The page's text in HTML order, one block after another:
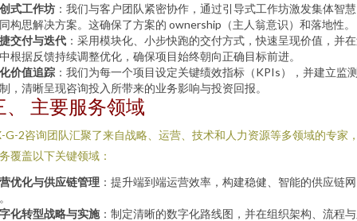
式工作坊 ：我们与客户团队紧密协作，通过引导式工作坊激发集体智
构思解决方案。这确保了方案的 ownership（主人翁意识）和落地性。
交付与迭代 ：采用模块化、小步快跑的交付方式，快速呈现价值，并
根据反馈持续调整优化，确保项目始终朝向正确目标前进。
价值追踪 ：我们为每一个项目设定关键绩效指标（KPIs），并建立监
，清晰呈现咨询投入所带来的业务影响与投资回报。
、 主要服务领域
G-2咨询团队汇聚了来自战略、运营、技术和人力资源等多领域的专家
覆盖以下关键领域：
优化与供应链管理 ：提升端到端运营效率，构建稳健、智能的供应链网
化转型战略与实施：制定清晰的数字化路线图，并在组织架构、流程